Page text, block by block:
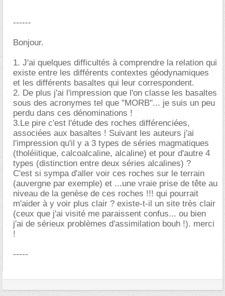
------
Bonjour.
1. J'ai quelques difficultés à comprendre la relation qui
existe entre les différents contextes géodynamiques
et les différents basaltes qui leur correspondent.
2. De plus j'ai l'impression que l'on classe les basaltes
sous des acronymes tel que "MORB"... je suis un peu
perdu dans ces dénominations !
3.Le pire c'est l'étude des roches différenciées,
associées aux basaltes ! Suivant les auteurs j'ai
l'impression qu'il y a 3 types de séries magmatiques
(tholéiitique, calcoalcaline, alcaline) et pour d'autre 4
types (distinction entre deux séries alcalines) ?
C'est si sympa d'aller voir ces roches sur le terrain
(auvergne par exemple) et ...une vraie prise de tête au
niveau de la genèse de ces roches !!! qui pourrait
m'aider à y voir plus clair ? existe-t-il un site très clair
(ceux que j'ai visité me paraissent confus... ou bien
j'ai de sérieux problèmes d'assimilation bouh !). merci
!
-----